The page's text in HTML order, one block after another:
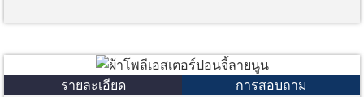
รายละเอียด การสอบถาม